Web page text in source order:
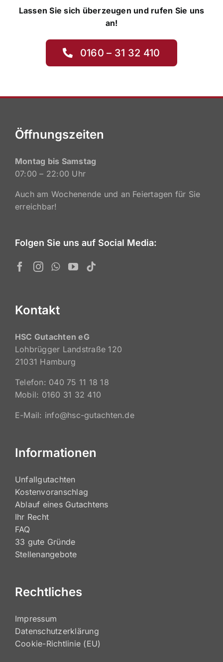
Lassen Sie sich überzeugen und rufen Sie uns
an!
Öffnungszeiten
Folgen Sie uns auf Social Media:
Kontakt
HSC Gutachten eG
Mobil: 0160 31 32 410
Informationen
Unfallgutachten
Kostenvoranschlag
Ablauf eines Gutachtens
Ihr Recht
FAQ
Rechtliches
Impressum